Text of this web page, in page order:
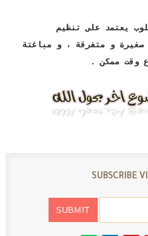
يعتمد على تنظيم
صغيرة و متفرقة ، و مباغتة
وقت ممكن .
SUBSCRIBE